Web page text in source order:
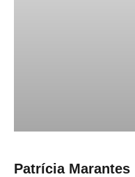
Patrícia Marantes